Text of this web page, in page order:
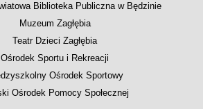
Biblioteka Publiczna w Będzinie
Muzeum Zagłębia
Teatr Dzieci Zagłębia
Ośrodek Sportu i Rekreacji
Ośrodek Sportowy
Ośrodek Pomocy Społecznej